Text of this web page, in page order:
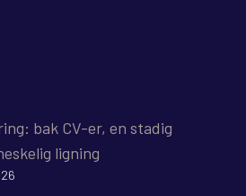
bak CV-er, en stadig
ligning